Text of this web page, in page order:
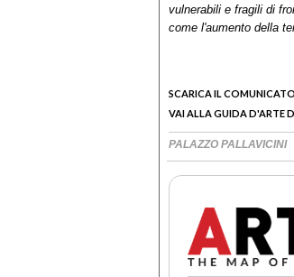
vulnerabili e fragili di
come l'aumento della
SCARICA IL
VAI ALLA GUIDA D'ARTE
PALAZZO PALLAVICINI